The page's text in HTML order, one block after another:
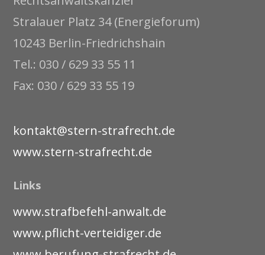
Stralauer Platz 34 (Energieforum)
10243 Berlin-Friedrichshain
Tel.: 030 / 629 33 55 11
Fax: 030 / 629 33 55 19
kontakt@stern-strafrecht.de
www.stern-strafrecht.de
Links
www.strafbefehl-anwalt.de
www.pflicht-verteidiger.de